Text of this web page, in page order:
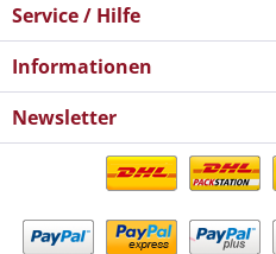
Service / Hilfe
Informationen
Newsletter